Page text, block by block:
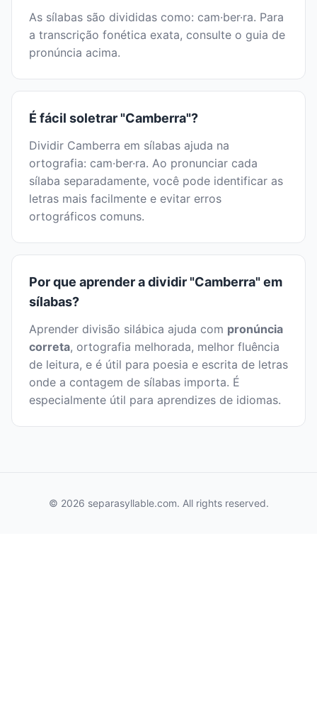
As sílabas são divididas como: cam·ber·ra. Para
a transcrição fonética exata, consulte o guia de
pronúncia acima.
É fácil soletrar "Camberra"?
Dividir Camberra em sílabas ajuda na
ortografia: cam·ber·ra. Ao pronunciar cada
sílaba separadamente, você pode identificar as
letras mais facilmente e evitar erros
ortográficos comuns.
Por que aprender a dividir "Camberra" em
sílabas?
Aprender divisão silábica ajuda com pronúncia
correta, ortografia melhorada, melhor fluência
de leitura, e é útil para poesia e escrita de letras
onde a contagem de sílabas importa. É
especialmente útil para aprendizes de idiomas.
© 2026 separasyllable.com. All rights reserved.